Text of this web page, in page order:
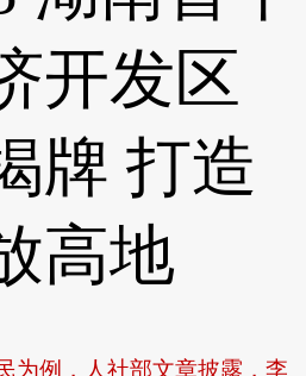
开发区
牌 打造
高地
例，人社部文章披露，李